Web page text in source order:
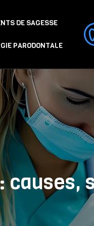
DE SAGESSE
PARODONTALE